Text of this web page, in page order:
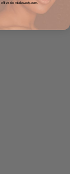
de mixbeauty.com.